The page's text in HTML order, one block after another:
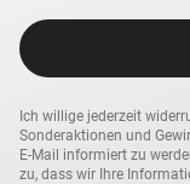
Ich willige jederzeit
Sonderaktionen und
E-Mail informiert zu
zu, dass wir Ihre